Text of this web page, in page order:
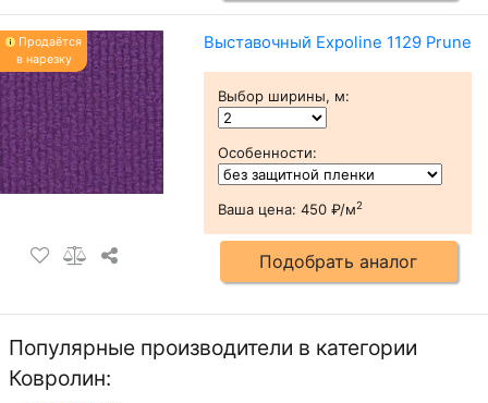
Продаётся
в нарезку
Выставочный Expoline 1129 Prune
Выбор ширины, м:
Особенности:
Ваша цена: 450 ₽/м2
Подобрать аналог
Популярные производители в категории
Ковролин: